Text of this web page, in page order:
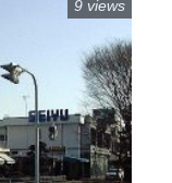
9 views